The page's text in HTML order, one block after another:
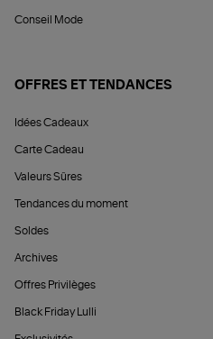
Conseil Mode
OFFRES ET TENDANCES
Idées Cadeaux
Carte Cadeau
Valeurs Sûres
Tendances du moment
Soldes
Archives
Offres Privilèges
Black Friday Lulli